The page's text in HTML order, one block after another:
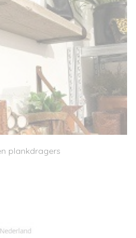
plankdragers